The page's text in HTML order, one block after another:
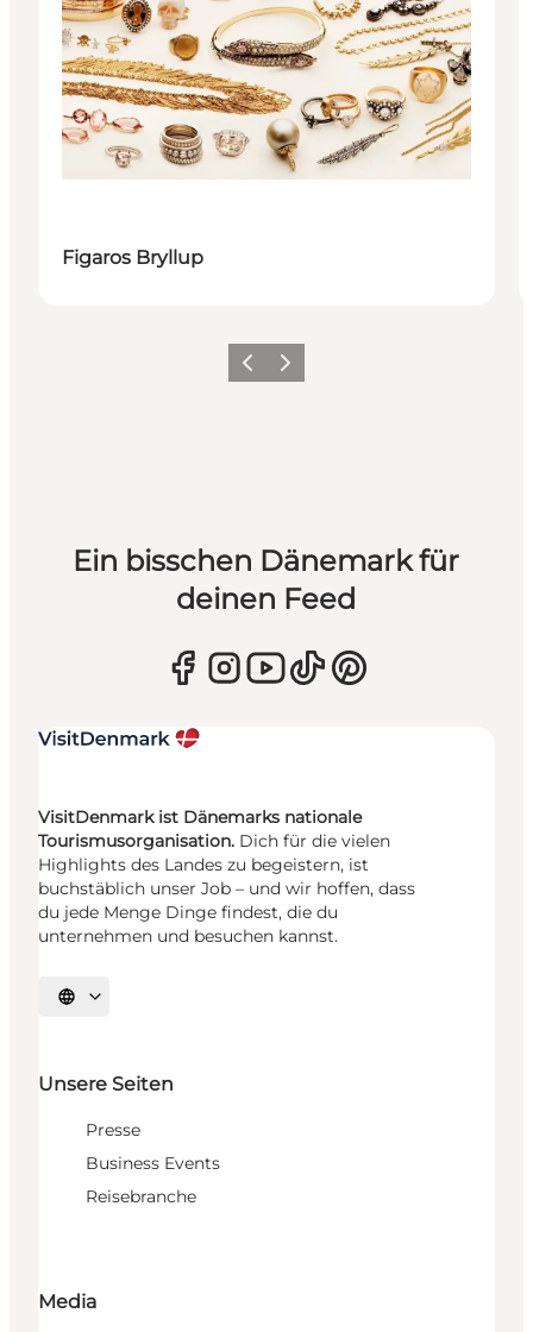
Figaros Bryllup
ZurückWeiter
Ein bisschen Dänemark für
deinen Feed
VisitDenmark ist Dänemarks nationale
Tourismusorganisation. Dich für die vielen
Highlights des Landes zu begeistern, ist
buchstäblich unser Job – und wir hoffen, dass
du jede Menge Dinge findest, die du
unternehmen und besuchen kannst.
Sprache auswählen
Unsere Seiten
Presse
Business Events
Reisebranche
Media